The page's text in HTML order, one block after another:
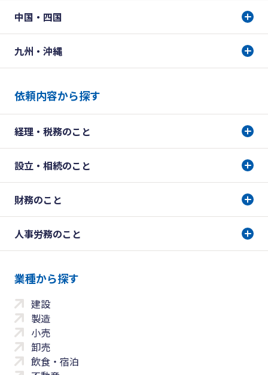
中国・四国
九州・沖縄
依頼内容から探す
経理・税務のこと
設立・相続のこと
財務のこと
人事労務のこと
業種から探す
建設
製造
小売
卸売
飲食・宿泊